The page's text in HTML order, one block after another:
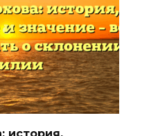
история,